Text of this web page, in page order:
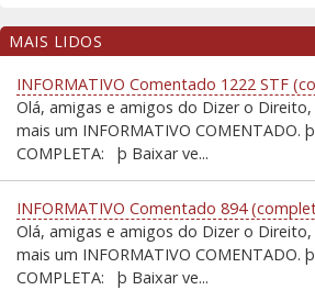
MAIS LIDOS
INFORMATIVO Comentado 1222 STF
Olá, amigas e amigos do Dizer o Direito,
mais um INFORMATIVO COMENTADO.
COMPLETA: þ Baixar ve...
INFORMATIVO Comentado 894
Olá, amigas e amigos do Dizer o Direito,
mais um INFORMATIVO COMENTADO.
COMPLETA: þ Baixar ve...